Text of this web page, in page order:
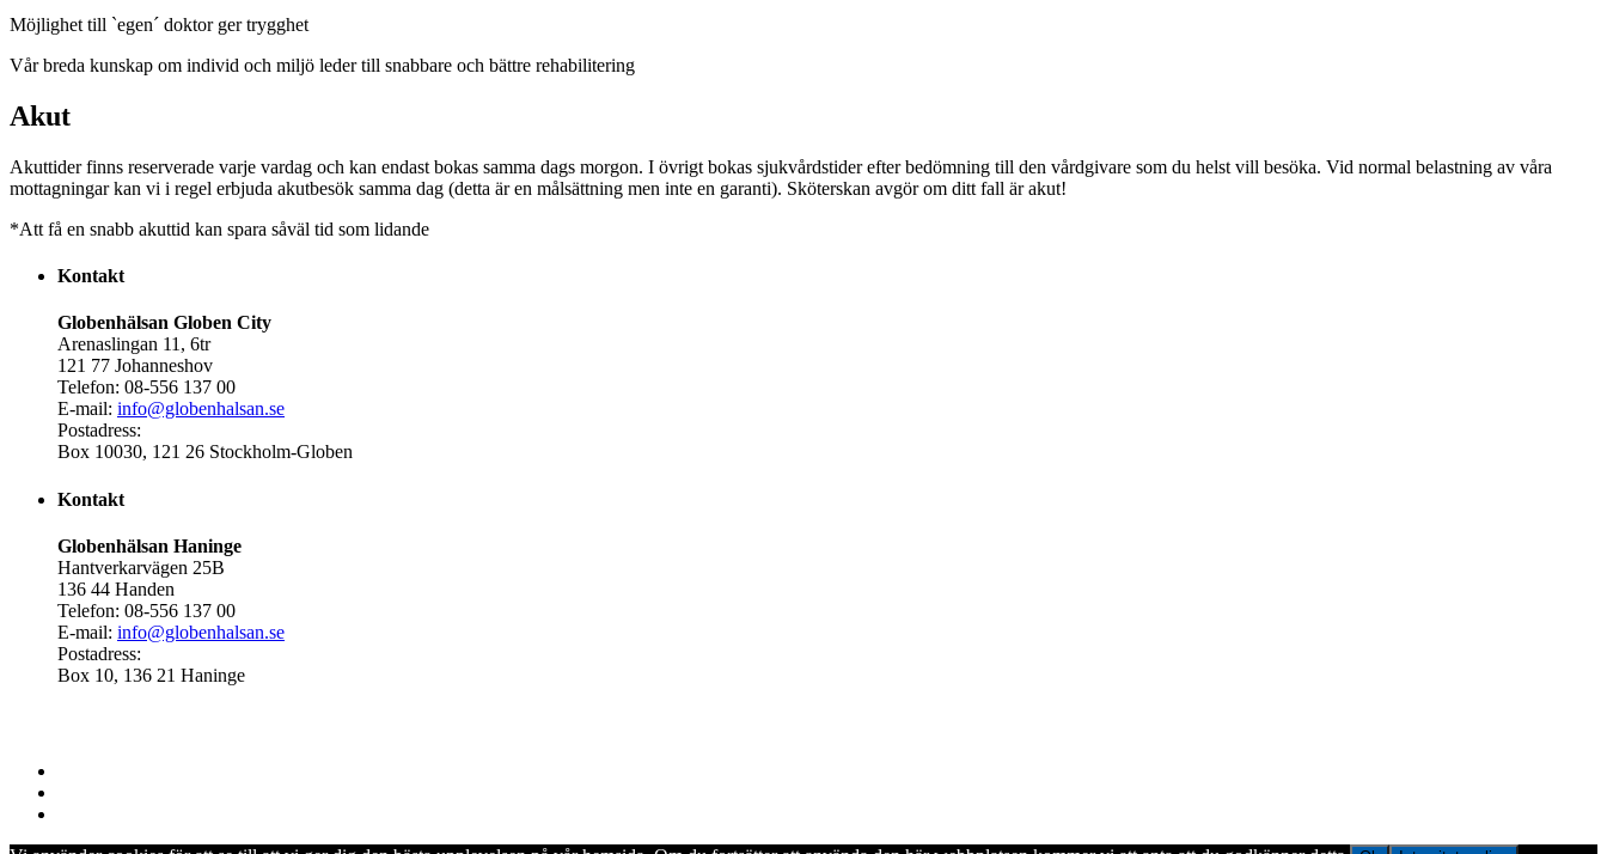
Möjlighet till `egen´ doktor ger trygghet
Vår breda kunskap om individ och miljö leder till snabbare och bättre rehabilitering
Akut
Akuttider finns reserverade varje vardag och kan endast bokas samma dags morgon. I övrigt bokas sjukvårdstider efter bedömning till den vårdgivare som du helst vill besöka. Vid normal belastning av våra
mottagningar kan vi i regel erbjuda akutbesök samma dag (detta är en målsättning men inte en garanti). Sköterskan avgör om ditt fall är akut!
*Att få en snabb akuttid kan spara såväl tid som lidande
Kontakt
Globenhälsan Globen City
Arenaslingan 11, 6tr
121 77 Johanneshov
Telefon: 08-556 137 00
E-mail: info@globenhalsan.se
Postadress:
Box 10030, 121 26 Stockholm-Globen
Kontakt
Globenhälsan Haninge
Hantverkarvägen 25B
136 44 Handen
Telefon: 08-556 137 00
E-mail: info@globenhalsan.se
Postadress:
Box 10, 136 21 Haninge